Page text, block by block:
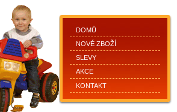
DOMŮ
NOVÉ ZBOŽÍ
SLEVY
AKCE
KONTAKT